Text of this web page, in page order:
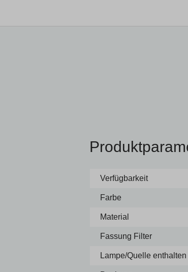
Verfügbarkeit
Farbe
Material
Fassung Filter
Lampe/Quelle enthalten